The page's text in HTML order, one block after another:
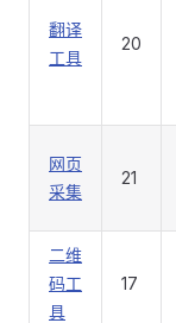
翻译
工具
20
网页
采集
21
二维
码工
具
17